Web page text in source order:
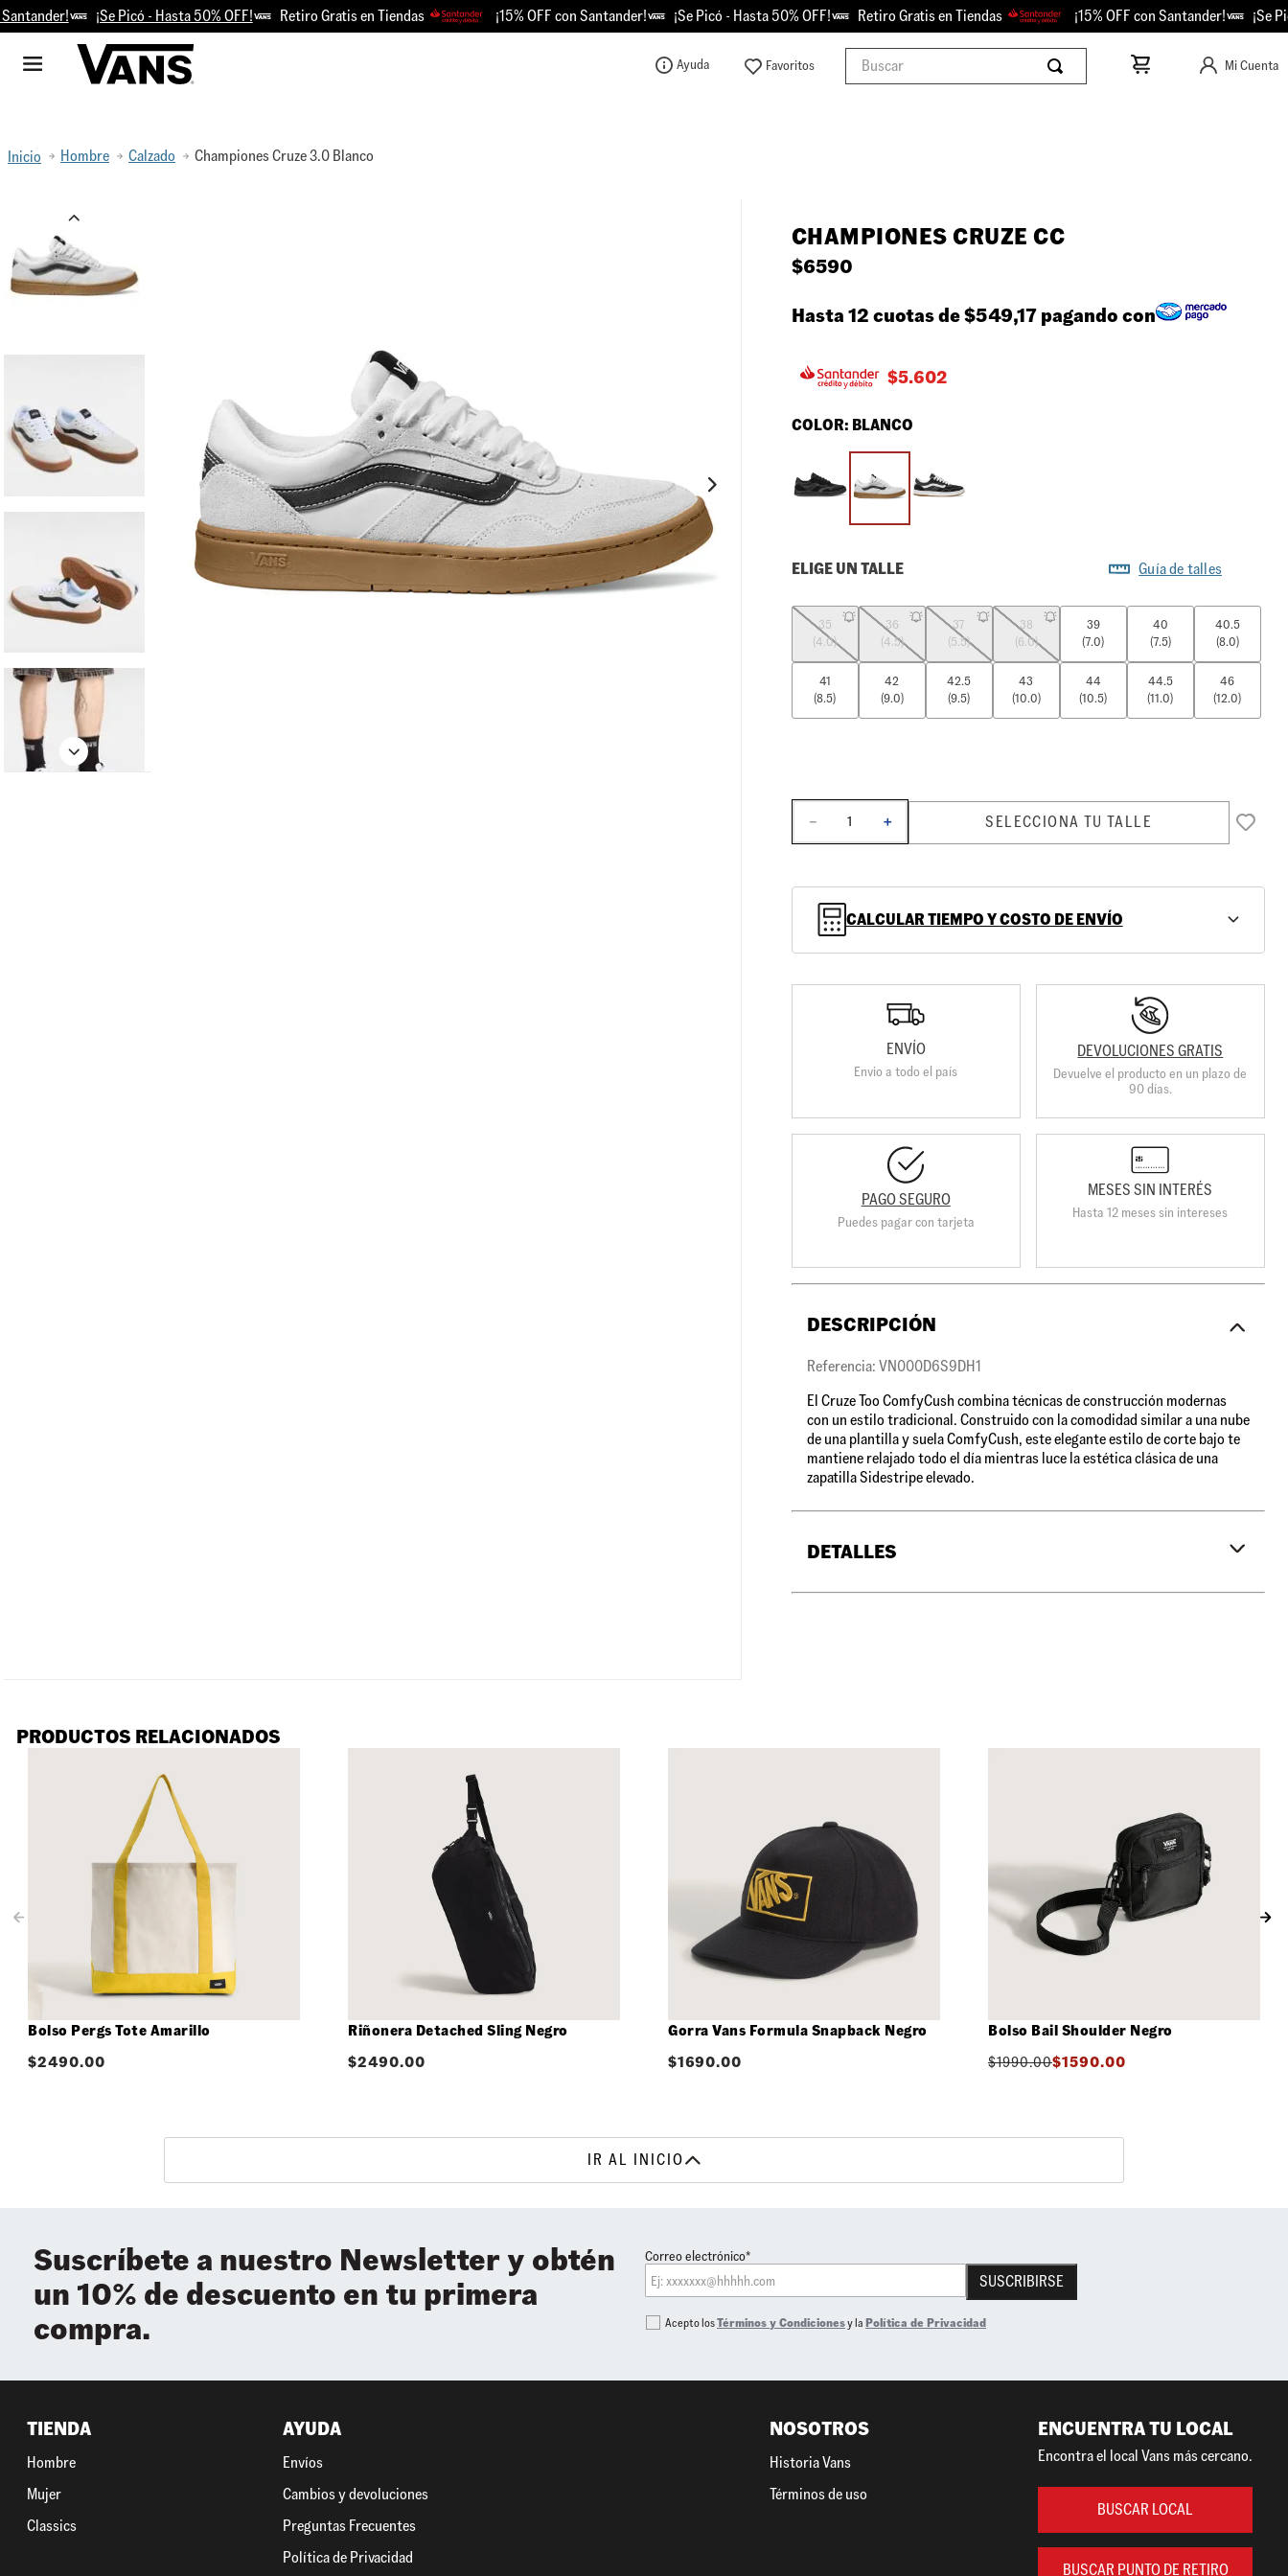
¡Se Picó - Hasta 50% OFF! Retiro Gratis en Tiendas ¡15% OFF con Santander! ¡Se Picó - Hasta 50% OFF! Retiro Gratis en Tiendas ¡15% OFF con Santander! ¡Se Picó -
Ayuda Buscar
Mi Cuenta
Hombre Calzado Championes Cruze 3.0 Blanco
CHAMPIONES CRUZE CC
$6590
Hasta 12 cuotas de$549,17pagando con
$5.602
COLOR: BLANCO
ELIGE UN TALLE Guía de talles
35
(4.0)
36
(4.5)
37
(5.5)
38
(6.0)
39
(7.0)
40
(7.5)
40.5
(8.0)
41
(8.5)
42
(9.0)
42.5
(9.5)
43
(10.0)
44
(10.5)
44.5
(11.0)
46
(12.0)
＋
－ SELECCIONA TU TALLE
CALCULAR TIEMPO Y COSTO DE ENVÍO
ENVÍO
Envio a todo el país
DEVOLUCIONES GRATIS
Devuelve el producto en un plazo de
90 días.
PAGO SEGURO
Puedes pagar con tarjeta
MESES SIN INTERÉS
Hasta 12 meses sin intereses
DESCRIPCIÓN
Referencia: VN000D6S9DH1
El Cruze Too ComfyCush combina técnicas de construcción modernas
con un estilo tradicional. Construido con la comodidad similar a una nube
de una plantilla y suela ComfyCush, este elegante estilo de corte bajo te
mantiene relajado todo el día mientras luce la estética clásica de una
zapatilla Sidestripe elevado.
DETALLES
•Logotipo bordado en el talón.
PRODUCTOS RELACIONADOS
Bolso Pergs Tote Amarillo
$2490.00
Riñonera Detached Sling Negro
$2490.00
Gorra Vans Formula Snapback Negro
$1690.00
Bolso Bail Shoulder Negro
$1990.00$1590.00
IR AL INICIO
Suscríbete a nuestro Newsletter y obtén
un 10% de descuento en tu primera
compra.
Correo electrónico*
SUSCRIBIRSE
Acepto losTérminos y Condicionesy la Política de Privacidad
TIENDA
Hombre
Mujer
Classics
AYUDA
Envíos
Cambios y devoluciones
Preguntas Frecuentes
Política de Privacidad
NOSOTROS
Historia Vans
Términos de uso
ENCUENTRA TU LOCAL
Encontra el local Vans más cercano.
BUSCAR LOCAL
BUSCAR PUNTO DE RETIRO
9.
10. loafers